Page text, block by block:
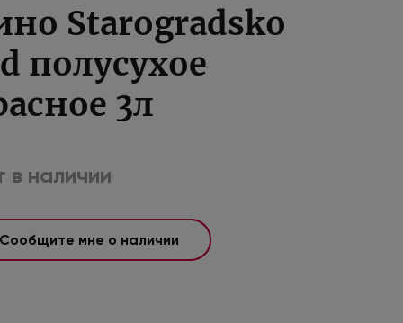
Starogradsko
полусухое
3л
в наличии
мне о наличии